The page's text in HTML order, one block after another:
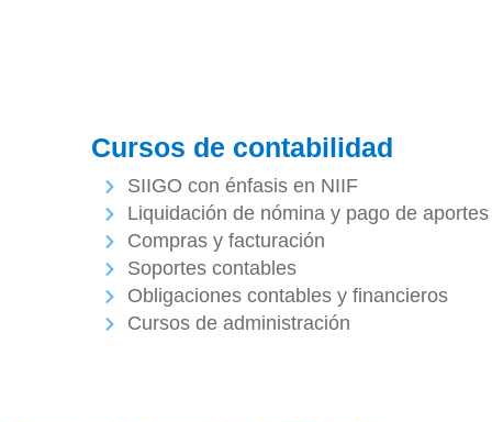
Cursos de contabilidad
SIIGO con énfasis en NIIF
Liquidación de nómina y pago de aportes
Compras y facturación
Soportes contables
Obligaciones contables y financieros
Cursos de administración